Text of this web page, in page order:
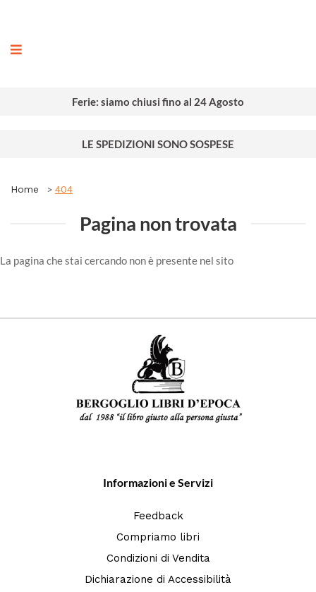
Ferie: siamo chiusi fino al 24 Agosto
LE SPEDIZIONI SONO SOSPESE
Home 404
Pagina non trovata
La pagina che stai cercando non è presente nel sito
Informazioni e Servizi
Feedback
Compriamo libri
Condizioni di Vendita
Dichiarazione di Accessibilità